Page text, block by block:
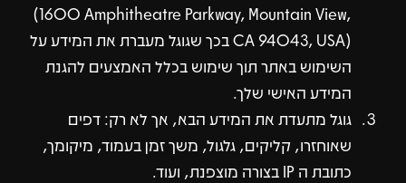
(1600 Amphitheatre Parkway, Mountain View,
CA 94043, USA) בכך שגוגל מעברת את המידע על
השימוש באתר תוך שימוש בכלל האמצעים להגנת
המידע האישי שלך.
גוגל מתעדת את המידע הבא, אך לא רק: דפים
שאוחזרו, קליקים, גלגול, משך זמן בעמוד, מיקומך,
כתובת ה IP בצורה מוצפנת, ועוד.